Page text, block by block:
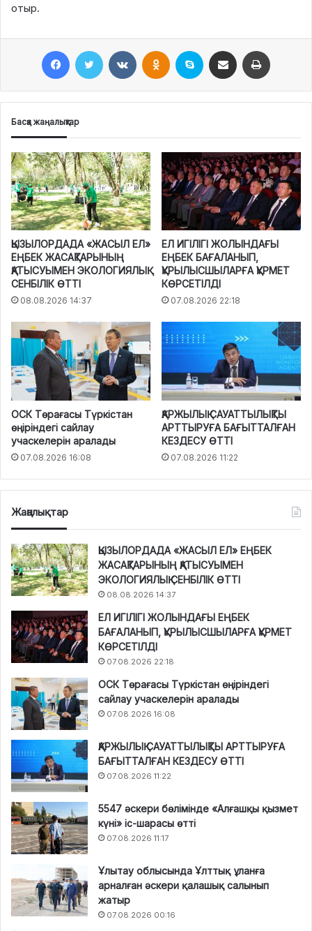
отыр.
Басқа жаңалықтар
ҚЫЗЫЛОРДАДА «ЖАСЫЛ ЕЛ»
ЕҢБЕК ЖАСАҚТАРЫНЫҢ
ҚАТЫСУЫМЕН ЭКОЛОГИЯЛЫҚ
СЕНБІЛІК ӨТТІ
08.08.2026 14:37
ЕЛ ИГІЛІГІ ЖОЛЫНДАҒЫ
ЕҢБЕК БАҒАЛАНЫП,
ҚҰРЫЛЫСШЫЛАРҒА ҚҰРМЕТ
КӨРСЕТІЛДІ
07.08.2026 22:18
ОСК Төрағасы Түркістан
өңіріндегі сайлау
учаскелерін аралады
07.08.2026 16:08
ҚАРЖЫЛЫҚ САУАТТЫЛЫҚТЫ
АРТТЫРУҒА БАҒЫТТАЛҒАН
КЕЗДЕСУ ӨТТІ
07.08.2026 11:22
Жаңалықтар
ҚЫЗЫЛОРДАДА «ЖАСЫЛ ЕЛ» ЕҢБЕК
ЖАСАҚТАРЫНЫҢ ҚАТЫСУЫМЕН
ЭКОЛОГИЯЛЫҚ СЕНБІЛІК ӨТТІ
08.08.2026 14:37
ЕЛ ИГІЛІГІ ЖОЛЫНДАҒЫ ЕҢБЕК
БАҒАЛАНЫП, ҚҰРЫЛЫСШЫЛАРҒА ҚҰРМЕТ
КӨРСЕТІЛДІ
07.08.2026 22:18
ОСК Төрағасы Түркістан өңіріндегі
сайлау учаскелерін аралады
07.08.2026 16:08
ҚАРЖЫЛЫҚ САУАТТЫЛЫҚТЫ АРТТЫРУҒА
БАҒЫТТАЛҒАН КЕЗДЕСУ ӨТТІ
07.08.2026 11:22
5547 әскери бөлімінде «Алғашқы қызмет
күні» іс-шарасы өтті
07.08.2026 11:17
Ұлытау облысында Ұлттық ұланға
арналған әскери қалашық салынып
жатыр
07.08.2026 00:16